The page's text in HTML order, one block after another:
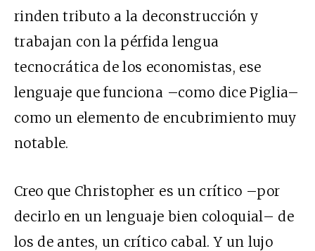
rinden tributo a la deconstrucción y
trabajan con la pérfida lengua
tecnocrática de los economistas, ese
lenguaje que funciona –como dice Piglia–
como un elemento de encubrimiento muy
notable.
Creo que Christopher es un crítico –por
decirlo en un lenguaje bien coloquial– de
los de antes, un crítico cabal. Y un lujo